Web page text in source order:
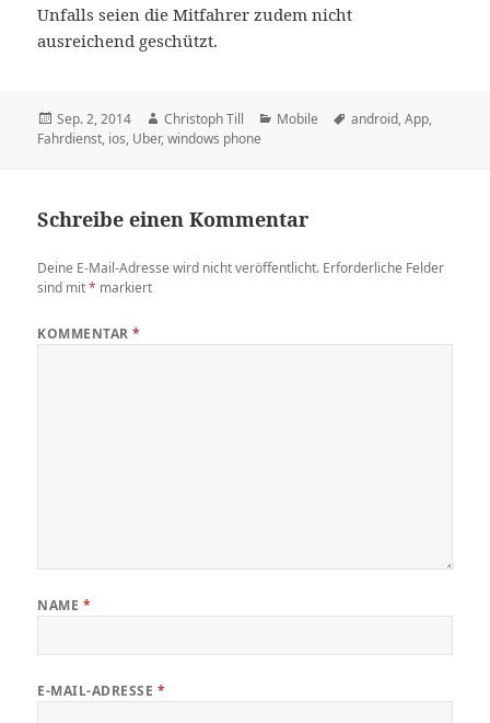
Unfalls seien die Mitfahrer zudem nicht
ausreichend geschützt.
Veröffentlicht
am
Sep. 2, 2014 Autor
Christoph Till Kategorien
Mobile Schlagwörter
android,App,
Fahrdienst, ios, Uber,windows phone
Schreibe einen Kommentar
Deine E-Mail-Adresse wird nicht veröffentlicht. Erforderliche Felder
sind mit* markiert
KOMMENTAR*
NAME *
E-MAIL-ADRESSE *